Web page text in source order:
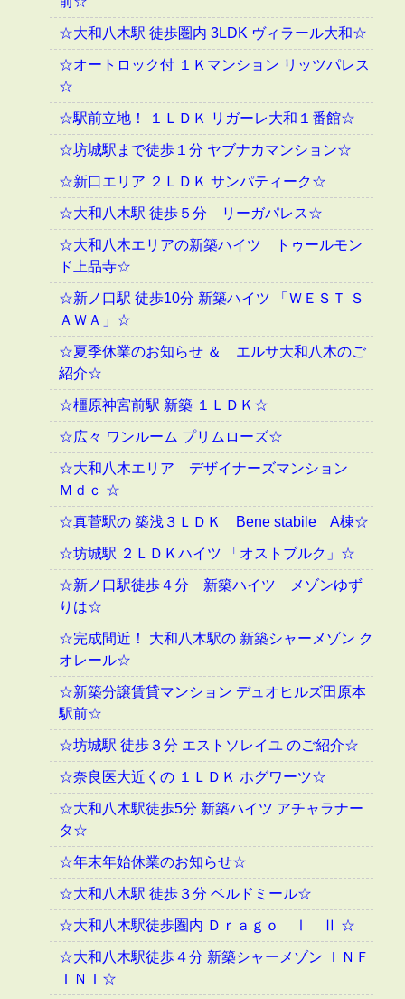
☆大和八木駅 徒歩圏内 3LDK ヴィラール大和☆
☆オートロック付 １Ｋマンション リッツパレス
☆
☆駅前立地！ １ＬＤＫ リガーレ大和１番館☆
☆坊城駅まで徒歩１分 ヤブナカマンション☆
☆新口エリア ２ＬＤＫ サンパティーク☆
☆大和八木駅 徒歩５分 リーガパレス☆
☆大和八木エリアの新築ハイツ トゥールモン
ド上品寺☆
☆新ノ口駅 徒歩10分 新築ハイツ 「ＷＥＳＴ Ｓ
ＡＷＡ」☆
☆夏季休業のお知らせ ＆ エルサ大和八木のご
紹介☆
☆橿原神宮前駅 新築 １ＬＤＫ☆
☆広々 ワンルーム プリムローズ☆
☆大和八木エリア デザイナーズマンション
Ｍｄｃ ☆
☆真菅駅の 築浅３ＬＤＫ Bene stabile A棟☆
☆坊城駅 ２ＬＤＫハイツ 「オストブルク」☆
☆新ノ口駅徒歩４分 新築ハイツ メゾンゆず
りは☆
☆完成間近！ 大和八木駅の 新築シャーメゾン ク
オレール☆
☆新築分譲賃貸マンション デュオヒルズ田原本
駅前☆
☆坊城駅 徒歩３分 エストソレイユ のご紹介☆
☆奈良医大近くの １ＬＤＫ ホグワーツ☆
☆大和八木駅徒歩5分 新築ハイツ アチャラナー
タ☆
☆年末年始休業のお知らせ☆
☆大和八木駅 徒歩３分 ベルドミール☆
☆大和八木駅徒歩圏内 Ｄｒａｇｏ Ⅰ Ⅱ ☆
☆大和八木駅徒歩４分 新築シャーメゾン ＩＮＦ
ＩＮＩ☆